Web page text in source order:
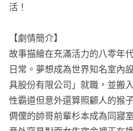
活！
【劇情簡介】
故事描繪在充滿活力的八零年
日常。夢想成為世界知名室內
具股份有限公司」就職，並搬
性霸道但意外還算照顧人的猴
倜儻的帥哥前輩杉本成為同寢